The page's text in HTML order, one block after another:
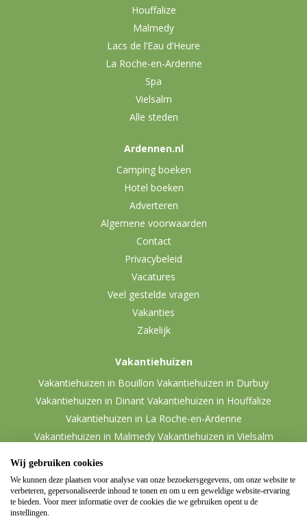
Houffalize
Malmedy
Lacs de l’Eau d’Heure
La Roche-en-Ardenne
Spa
Vielsalm
Alle steden
Ardennen.nl
Camping boeken
Hotel boeken
Adverteren
Algemene voorwaarden
Contact
Privacybeleid
Vacatures
Veel gestelde vragen
Vakanties
Zakelijk
Vakantiehuizen
Vakantiehuizen in Bouillon Vakantiehuizen in Durbuy
Vakantiehuizen in Dinant Vakantiehuizen in Houffalize
Vakantiehuizen in La Roche-en-Ardenne
Vakantiehuizen in Malmedy Vakantiehuizen in Vielsalm
Wij gebruiken cookies
We kunnen deze plaatsen voor analyse van onze bezoekersgegevens, om onze website te
verbeteren, gepersonaliseerde inhoud te tonen en om u een geweldige website-ervaring
te bieden. Voor meer informatie over de cookies die we gebruiken opent u de
instellingen.